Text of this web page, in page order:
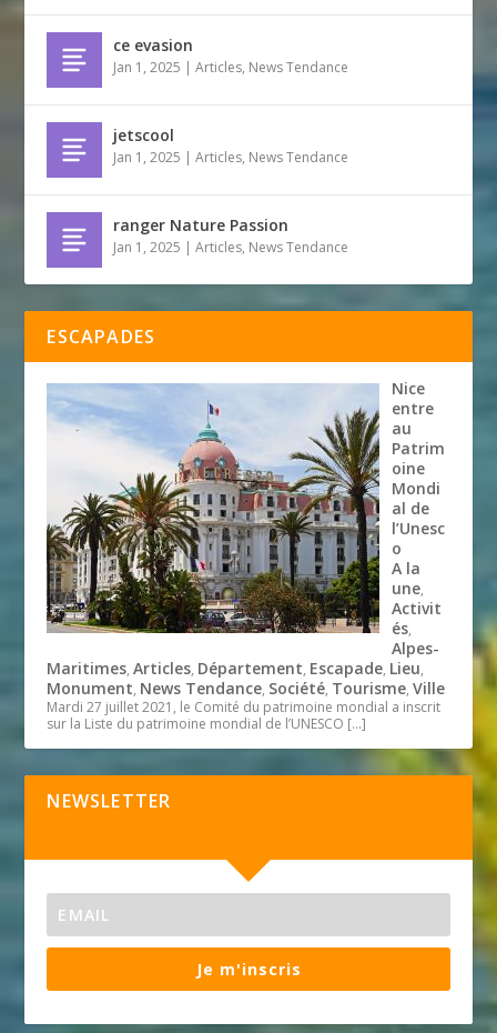
ce evasion
Jan 1, 2025 |Articles, News Tendance
jetscool
Jan 1, 2025 |Articles, News Tendance
ranger Nature Passion
Jan 1, 2025 |Articles, News Tendance
ESCAPADES
Nice
entre
au
Patrim
oine
Mondi
al de
l’Unesc
o
A la
une,
Activit
és,
Alpes-
Maritimes,Articles, Département, Escapade, Lieu,
Monument, News Tendance, Société, Tourisme,Ville
Mardi 27 juillet 2021, le Comité du patrimoine mondial a inscrit
sur la Liste du patrimoine mondial de l’UNESCO […]
NEWSLETTER
Je m'inscris